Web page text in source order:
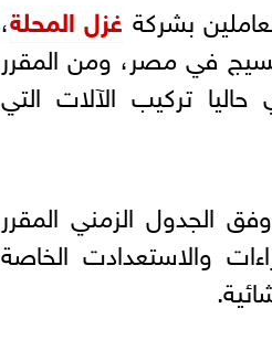
بشركة غزل المحلة،
في مصر، ومن المقرر
2021، حيث يجري حاليا تركيب الآلات التي
الجدول الزمني المقرر
والاستعدادت الخاصة